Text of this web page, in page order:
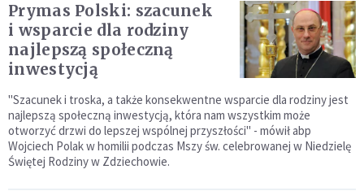
Prymas Polski: szacunek
i wsparcie dla rodziny
najlepszą społeczną
inwestycją
"Szacunek i troska, a także konsekwentne wsparcie dla rodziny jest
najlepszą społeczną inwestycją, która nam wszystkim może
otworzyć drzwi do lepszej wspólnej przyszłości" - mówił abp
Wojciech Polak w homilii podczas Mszy św. celebrowanej w Niedzielę
Świętej Rodziny w Zdziechowie.